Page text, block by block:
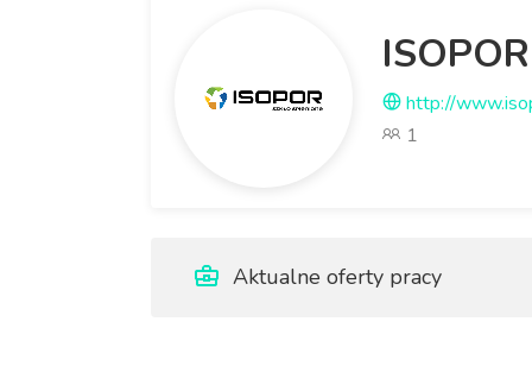
ISOPOR
http://
1
Aktualne oferty pracy